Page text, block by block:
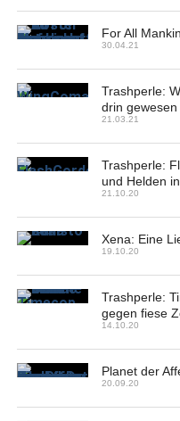
For All
30.04.21
Trashperle:
drin gewesen
21.03.21
Trashperle:
und Helden
21.10.20
Xena: Eine
19.10.20
Trashperle:
gegen fiese
14.10.20
Planet der
20.09.20